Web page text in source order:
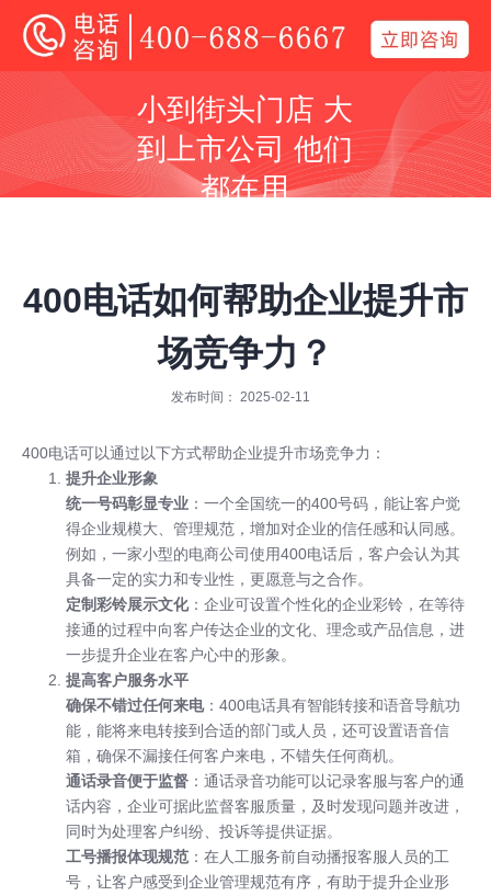
全国400电话受理中心
400号码呼叫中心平台技术服务商
同等号码，服务更优
400-688-6667
400电话
小到街头门店 大
到上市公司 他们
都在用
400电话如何帮助企业提升市
场竞争力？
发布时间： 2025-02-11
400电话可以通过以下方式帮助企业提升市场竞争力：
提升企业形象
统一号码彰显专业 ：一个全国统一的400号码，能让客户觉
得企业规模大、管理规范，增加对企业的信任感和认同感。
例如，一家小型的电商公司使用400电话后，客户会认为其
具备一定的实力和专业性，更愿意与之合作。
定制彩铃展示文化：企业可设置个性化的企业彩铃，在等待
接通的过程中向客户传达企业的文化、理念或产品信息，进
一步提升企业在客户心中的形象。
提高客户服务水平
确保不错过任何来电：400电话具有智能转接和语音导航功
能，能将来电转接到合适的部门或人员，还可设置语音信
箱，确保不漏接任何客户来电，不错失任何商机。
通话录音便于监督 ：通话录音功能可以记录客服与客户的通
话内容，企业可据此监督客服质量，及时发现问题并改进，
同时为处理客户纠纷、投诉等提供证据。
工号播报体现规范 ：在人工服务前自动播报客服人员的工
号，让客户感受到企业管理规范有序，有助于提升企业形